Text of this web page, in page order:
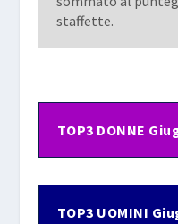
staffette.
TOP3 DONNE
TOP3 UOMINI